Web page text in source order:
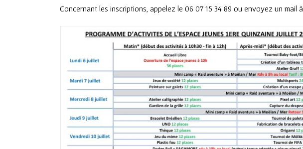
Concernant les inscriptions, appelez le 06 07 15 34 89 ou envoyez un mail à